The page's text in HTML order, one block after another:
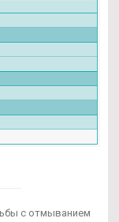
с отмыванием